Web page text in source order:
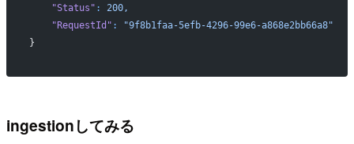
    "Status"
:
200,
    "RequestId"
:
"9f8b1faa-5efb-4296-99e6-a868e2bb66a8"
}
ingestionしてみる